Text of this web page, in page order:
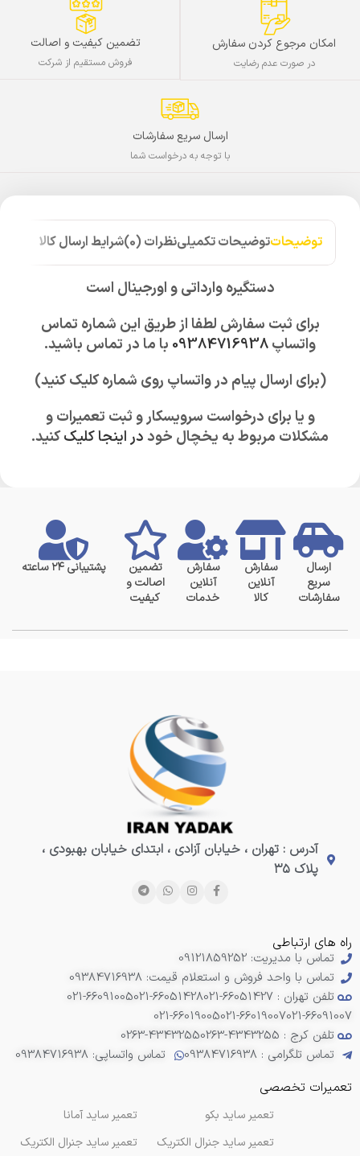
امکان مرجوع کردن سفارش
در صورت عدم رضایت
تضمین کیفیت و اصالت
فروش مستقیم از شرکت
ارسال سریع سفارشات
با توجه به درخواست شما
توضیحاتتوضیحات تکمیلینظرات (0) شرایط ارسال کالا
دستگیره وارداتی و اورجینال است
برای ثبت سفارش لطفا از طریق این شماره تماس
واتساپ09384716938 با ما در تماس باشید.
(برای ارسال پیام در واتساپ روی شماره کلیک کنید)
و یا برای درخواست سرویسکار و ثبت تعمیرات و
مشکلات مربوط به یخچال خوددر اینجا کلیککنید.
ارسال
سریع
سفارشات
سفارش
آنلاین
کالا
سفارش
آنلاین
خدمات
تضمین
اصالت و
کیفیت
پشتیبانی ۲۴ ساعته
آدرس : تهران ، خیابان آزادی ، ابتدای خیابان بهبودی ،
پلاک ۳۵
راه های ارتباطی
تماس با مدیریت: 09121859252
تماس با واحد فروش و استعلام قیمت: 09384716938
تلفن تهران : 66051427-021
021-66051428
021-66091005
021-66091007
021-66019007
021-66019005
تلفن کرج : 4343255-0263
0263-4343255
تماس تلگرامی : 09384716938
تماس واتساپی: 09384716938
تعمیرات تخصصی
تعمیر ساید آمانا
تعمیر ساید جنرال الکتریک
تعمیر ساید بکو
تعمیر ساید جنرال الکتریک